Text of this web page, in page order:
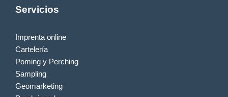
Servicios
Imprenta online
Cartelería
Poming y Perching
Sampling
Geomarketing